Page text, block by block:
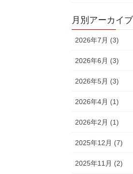
月別アーカイブ
2026年7月 (3)
2026年6月 (3)
2026年5月 (3)
2026年4月 (1)
2026年2月 (1)
2025年12月 (7)
2025年11月 (2)